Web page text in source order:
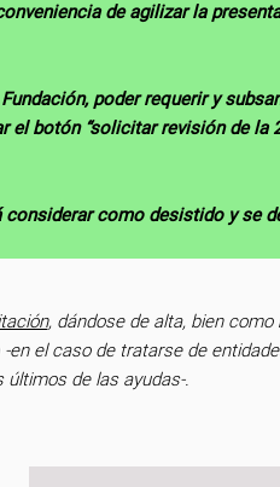
de agilizar la
poder requerir y
botón “solicitar revisión de la
como desistido y se
, dándose de alta, bien como
-en el caso de tratarse de
de las ayudas-.